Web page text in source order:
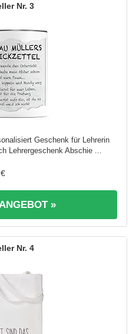
3
Geschenk für Lehrerin
Lehrergeschenk Abschie ...
»
4